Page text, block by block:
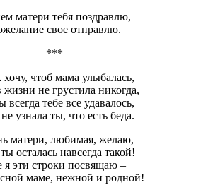
матери тебя поздравлю,
свое отправлю.
***
хочу, чтоб мама улыбалась,
жизни не грустила никогда,
всегда тебе все удавалось,
узнала ты, что есть беда.
матери, любимая, желаю,
осталась навсегда такой!
я эти строки посвящаю –
маме, нежной и родной!